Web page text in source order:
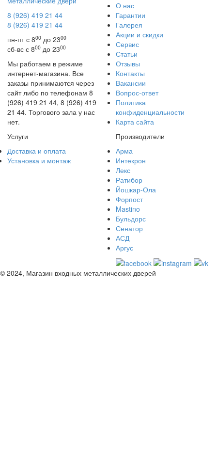
8 (926) 419 21 44
8 (926) 419 21 44
пн-пт с 800 до 2300
сб-вс с 800 до 2300
Мы работаем в режиме
интернет-магазина. Все
заказы принимаются через
сайт либо по телефонам 8
(926) 419 21 44, 8 (926) 419
21 44. Торгового зала у нас
нет.
О нас
Гарантии
Галерея
Акции и скидки
Сервис
Статьи
Отзывы
Контакты
Вакансии
Вопрос-ответ
Политика
конфиденциальности
Карта сайта
Услуги
Доставка и оплата
Установка и монтаж
Производители
Арма
Интекрон
Лекс
Ратибор
Йошкар-Ола
Форпост
Mastino
Бульдорс
Сенатор
АСД
Аргус
© 2024, Магазин входных металлических дверей